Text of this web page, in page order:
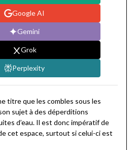
Google AI
Gemini
Grok
Perplexity
titre que les combles sous les
sujet à des déperditions
d’eau. Il est donc impératif de
cet espace, surtout si celui-ci est